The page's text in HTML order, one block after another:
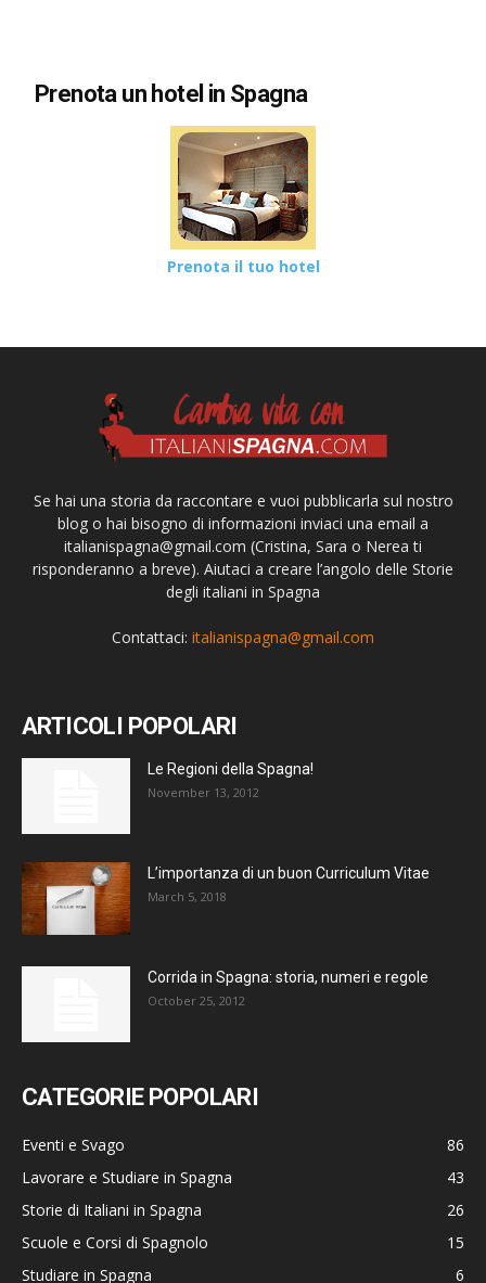
Prenota un hotel in Spagna
Prenota il tuo hotel
Se hai una storia da raccontare e vuoi pubblicarla sul nostro
blog o hai bisogno di informazioni inviaci una email a
italianispagna@gmail.com (Cristina, Sara o Nerea ti
risponderanno a breve). Aiutaci a creare l’angolo delle Storie
degli italiani in Spagna
Contattaci: italianispagna@gmail.com
ARTICOLI POPOLARI
Le Regioni della Spagna!
November 13, 2012
L’importanza di un buon Curriculum Vitae
March 5, 2018
Corrida in Spagna: storia, numeri e regole
October 25, 2012
CATEGORIE POPOLARI
Eventi e Svago
86
Lavorare e Studiare in Spagna
43
Storie di Italiani in Spagna
26
Scuole e Corsi di Spagnolo
15
Studiare in Spagna
6